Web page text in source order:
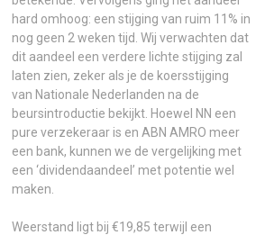
hard omhoog: een stijging van ruim 11% in
nog geen 2 weken tijd. Wij verwachten dat
dit aandeel een verdere lichte stijging zal
laten zien, zeker als je de koersstijging
van Nationale Nederlanden na de
beursintroductie bekijkt. Hoewel NN een
pure verzekeraar is en ABN AMRO meer
een bank, kunnen we de vergelijking met
een ‘dividendaandeel’ met potentie wel
maken.
Weerstand ligt bij €19,85 terwijl een